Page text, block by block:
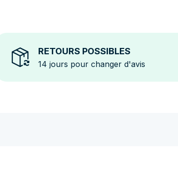
RETOURS POSSIBLES
14 jours pour changer d'avis